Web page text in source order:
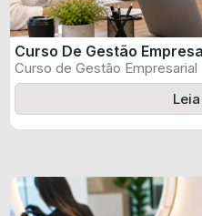
Curso De Gestão
Curso de Gestão
certificado informado pelo